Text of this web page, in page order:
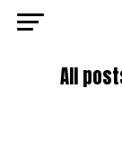
All